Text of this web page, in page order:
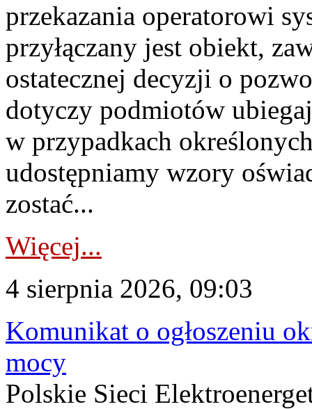
przekazania operatorowi
przyłączany jest obiekt,
ostatecznej decyzji o
dotyczy podmiotów
w przypadkach
udostępniamy wzory
zostać...
Więcej...
4 sierpnia 2026, 09:03
Komunikat o ogłoszeniu
mocy
Polskie Sieci